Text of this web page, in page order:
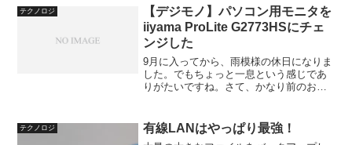
くアップグレードしてみました...
テクノロジ
【デジモノ】パソコン用モニタを
iiyama ProLite G2773HSにチェ
ンジした
9月に入ってから、雨模様の休日になりま
した。でもちょっと一息という感じであ
りがたいですね。さて、かなり前のお話
ました。【日記】液晶テレビ直るこのと
き、修理するにも時間が...
テクノロジ 有線LANはやっぱり最強！